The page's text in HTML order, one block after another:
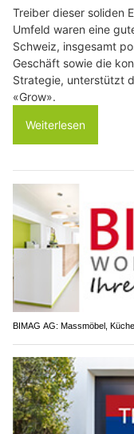
Treiber dieser soliden
Umfeld waren eine
Schweiz, insgesamt
Geschäft sowie die
Strategie, unterstützt
«Grow».
Weiterlesen
BIMAG AG: Massmöbel,